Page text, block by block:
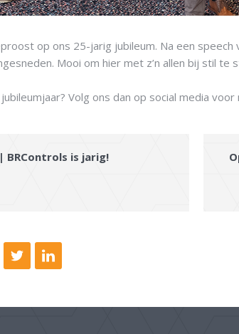
op ons 25-jarig jubileum. Na een speech
Mooi om hier met z’n allen bij stil te
Volg ons dan op social media
BRControls is jarig!